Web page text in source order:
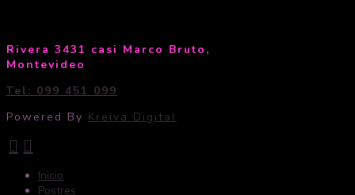
Rivera 3431 casi Marco Bruto,
Montevideo
Tel: 099 451 099
Powered By Kreiva Digital
Inicio
Postres